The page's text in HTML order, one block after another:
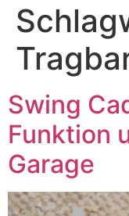
Swing
Funktion
Garage